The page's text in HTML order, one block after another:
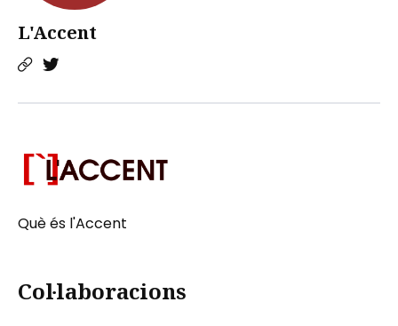
L'Accent
Què és l'Accent
Col·laboracions